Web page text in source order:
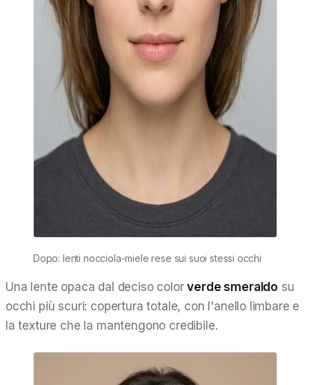
Dopo: lenti nocciola-miele rese sui suoi stessi occhi
Una lente opaca dal deciso colorverde smeraldo su
occhi più scuri: copertura totale, con l'anello limbare e
la texture che la mantengono credibile.